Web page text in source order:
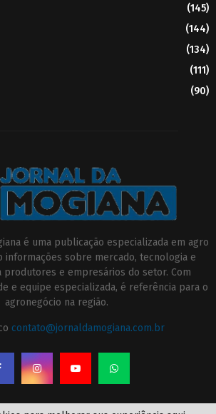
(145)
(144)
(134)
(111)
(90)
é uma publicação especializada em agro
informações sobre mercado, tecnologia e
produtores e empresários do setor. Com
e equipe especializada, é referência para o
agronegócio na região.
contato@jornaldamogiana.com.br